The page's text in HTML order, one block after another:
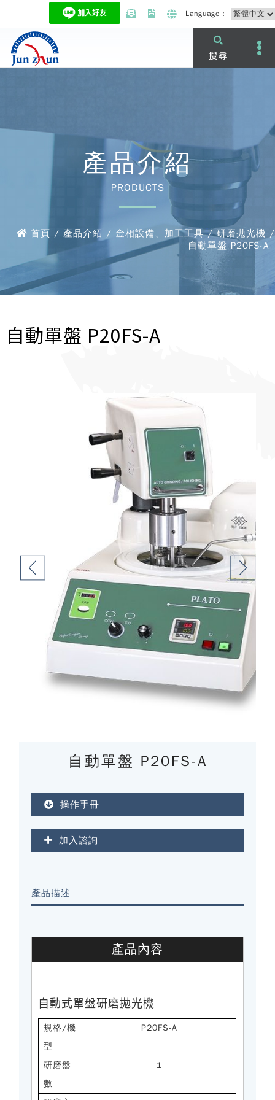
Language：
搜尋
產品介紹
PRODUCTS
首頁 / 產品介紹 / 金相設備、加工工具 / 研磨拋光機 /
自動單盤 P20FS-A
自動單盤 P20FS-A
自動單盤 P20FS-A
操作手冊
加入諮詢
產品描述
產品內容
自動式單盤研磨拋光機
規格/機
型
P20FS-A
研磨盤
數
1